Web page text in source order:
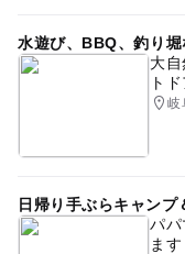
水遊び、BBQ、釣り
大
ト
岐
日帰り手ぶらキャン
パパ
ます